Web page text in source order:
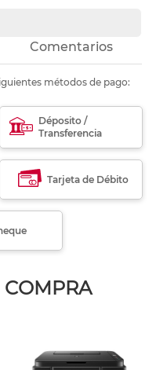
Comentarios
métodos de pago:
Déposito /
Transferencia
Tarjeta de Débito